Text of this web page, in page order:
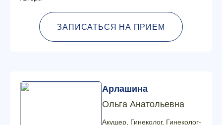
ЗАПИСАТЬСЯ НА ПРИЕМ
Арлашина
Ольга Анатольевна
Акушер, Гинеколог, Гинеколог-